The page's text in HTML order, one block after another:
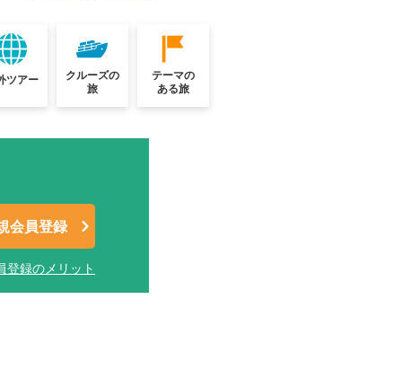
ツアー
クルーズの
旅
テーマの
ある旅
会員登録
登録のメリット